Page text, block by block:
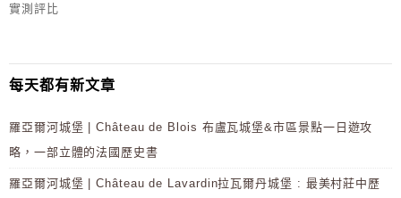
實測評比
每天都有新文章
羅亞爾河城堡 | Château de Blois 布盧瓦城堡&市區景點一日遊攻
略，一部立體的法國歷史書
羅亞爾河城堡 | Château de Lavardin拉瓦爾丹城堡 : 最美村莊中歷